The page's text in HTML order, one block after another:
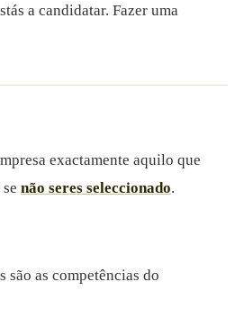
a candidatar. Fazer uma
exactamente aquilo que
não seres seleccionado.
são as competências do